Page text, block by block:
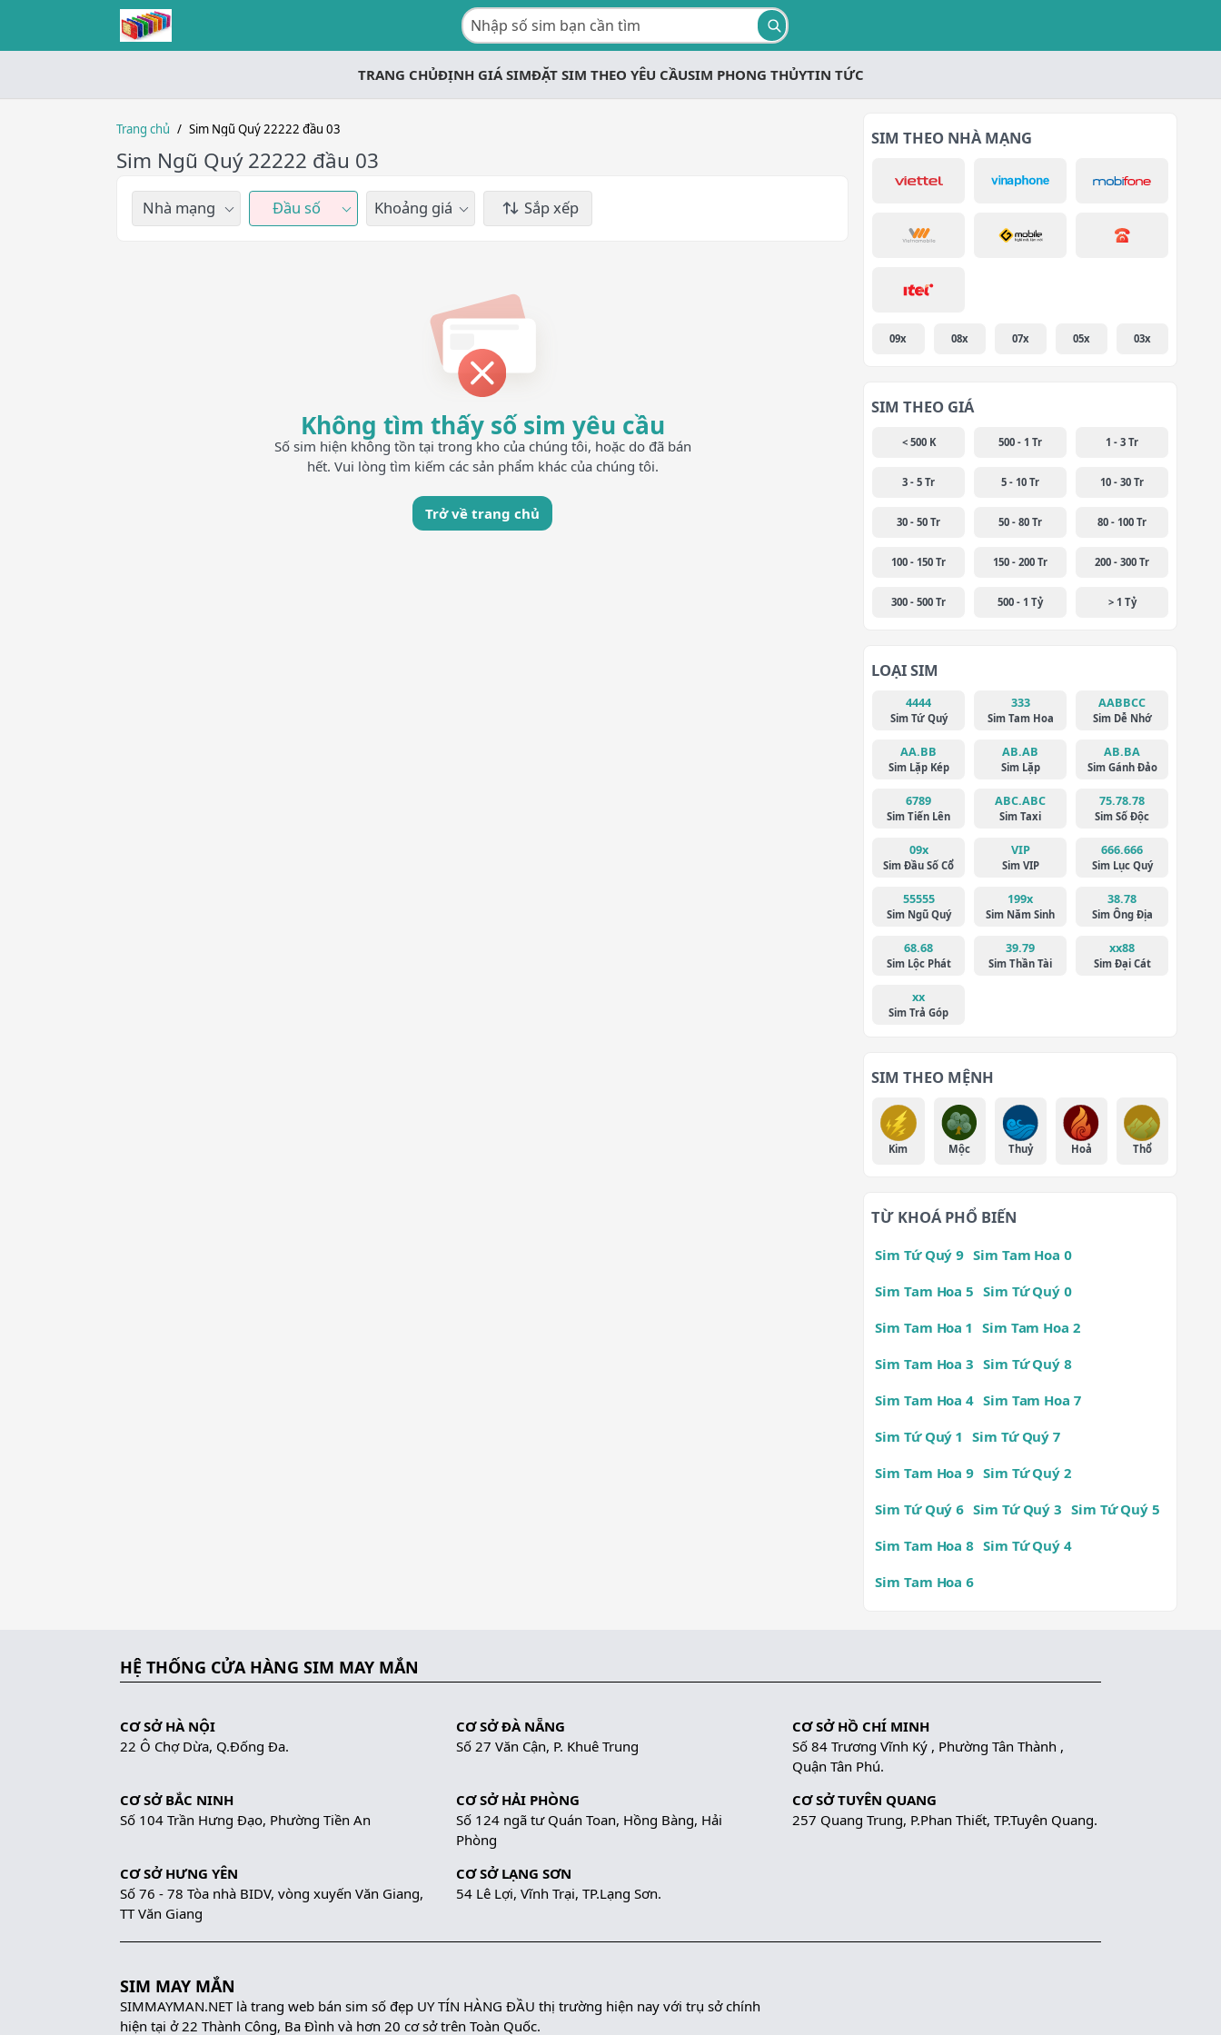
TRANG CHỦĐỊNH GIÁ SIMĐẶT SIM THEO YÊU CẦUSIM PHONG THỦYTIN TỨC
Trang chủ / Sim Ngũ Quý 22222 đầu 03
Sim Ngũ Quý 22222 đầu 03
Nhà mạng Đầu số Khoảng giá Sắp xếp
Không tìm thấy số sim yêu cầu
Số sim hiện không tồn tại trong kho của chúng tôi, hoặc do đã bán
hết. Vui lòng tìm kiếm các sản phẩm khác của chúng tôi.
Trở về trang chủ
SIM THEO NHÀ MẠNG
09x 08x 07x 05x 03x
SIM THEO GIÁ
< 500 K 500 - 1 Tr 1 - 3 Tr
3 - 5 Tr 5 - 10 Tr 10 - 30 Tr
30 - 50 Tr 50 - 80 Tr 80 - 100 Tr
100 - 150 Tr 150 - 200 Tr 200 - 300 Tr
300 - 500 Tr 500 - 1 Tỷ > 1 Tỷ
LOẠI SIM
4444
Sim Tứ Quý
333
Sim Tam Hoa
AABBCC
Sim Dễ Nhớ
AA.BB
Sim Lặp Kép
AB.AB
Sim Lặp
AB.BA
Sim Gánh Đảo
6789
Sim Tiến Lên
ABC.ABC
Sim Taxi
75.78.78
Sim Số Độc
09x
Sim Đầu Số Cổ
VIP
Sim VIP
666.666
Sim Lục Quý
55555
Sim Ngũ Quý
199x
Sim Năm Sinh
38.78
Sim Ông Địa
68.68
Sim Lộc Phát
39.79
Sim Thần Tài
xx88
Sim Đại Cát
xx
Sim Trả Góp
SIM THEO MỆNH
Kim Mộc Thuỷ Hoả Thổ
TỪ KHOÁ PHỔ BIẾN
Sim Tứ Quý 9 Sim Tam Hoa 0
Sim Tam Hoa 5 Sim Tứ Quý 0
Sim Tam Hoa 1
Sim Tam Hoa 2
Sim Tam Hoa 3 Sim Tứ Quý 8
Sim Tam Hoa 4 Sim Tam Hoa 7
Sim Tứ Quý 1
Sim Tứ Quý 7
Sim Tam Hoa 9 Sim Tứ Quý 2
Sim Tứ Quý 6 Sim Tứ Quý 3 Sim Tứ Quý 5
Sim Tam Hoa 8 Sim Tứ Quý 4
Sim Tam Hoa 6
HỆ THỐNG CỬA HÀNG SIM MAY MẮN
CƠ SỞ HÀ NỘI
22 Ô Chợ Dừa, Q.Đống Đa.
CƠ SỞ ĐÀ NẴNG
Số 27 Văn Cận, P. Khuê Trung
CƠ SỞ HỒ CHÍ MINH
Số 84 Trương Vĩnh Ký , Phường Tân Thành ,
Quận Tân Phú.
CƠ SỞ BẮC NINH
Số 104 Trần Hưng Đạo, Phường Tiền An
CƠ SỞ HẢI PHÒNG
Số 124 ngã tư Quán Toan, Hồng Bàng, Hải
Phòng
CƠ SỞ TUYÊN QUANG
257 Quang Trung, P.Phan Thiết, TP.Tuyên Quang.
CƠ SỞ HƯNG YÊN
Số 76 - 78 Tòa nhà BIDV, vòng xuyến Văn Giang,
TT Văn Giang
CƠ SỞ LẠNG SƠN
54 Lê Lợi, Vĩnh Trại, TP.Lạng Sơn.
SIM MAY MẮN
SIMMAYMAN.NET là trang web bán sim số đẹp UY TÍN HÀNG ĐẦU thị trường hiện nay với trụ sở chính
hiện tại ở 22 Thành Công, Ba Đình và hơn 20 cơ sở trên Toàn Quốc.